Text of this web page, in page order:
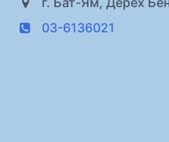
03-6136021